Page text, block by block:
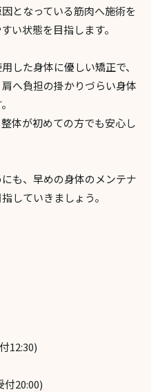
となっている筋肉へ施術を
い状態を目指します。
した身体に優しい矯正で、
へ負担の掛かりづらい身体
体が初めての方でも安心し
も、早めの身体のメンテナ
していきましょう。
12:30)
付20:00)